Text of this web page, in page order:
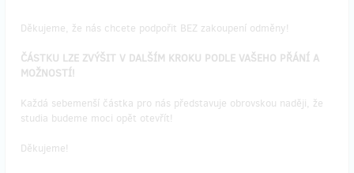
Děkujeme, že nás chcete podpořit BEZ zakoupení odměny!
ČÁSTKU LZE ZVÝŠIT V DALŠÍM KROKU PODLE VAŠEHO PŘÁNÍ A
MOŽNOSTÍ!
Každá sebemenší částka pro nás představuje obrovskou naději, že
studia budeme moci opět otevřít!
Děkujeme!